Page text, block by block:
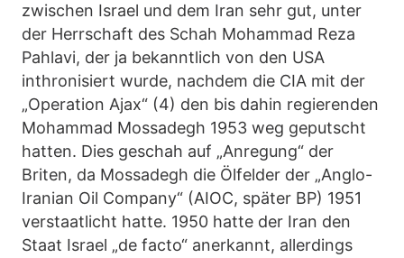
zwischen Israel und dem Iran sehr gut, unter
der Herrschaft des Schah Mohammad Reza
Pahlavi, der ja bekanntlich von den USA
inthronisiert wurde, nachdem die CIA mit der
„Operation Ajax“ (4) den bis dahin regierenden
Mohammad Mossadegh 1953 weg geputscht
hatten. Dies geschah auf „Anregung“ der
Briten, da Mossadegh die Ölfelder der „Anglo-
Iranian Oil Company“ (AIOC, später BP) 1951
verstaatlicht hatte. 1950 hatte der Iran den
Staat Israel „de facto“ anerkannt, allerdings